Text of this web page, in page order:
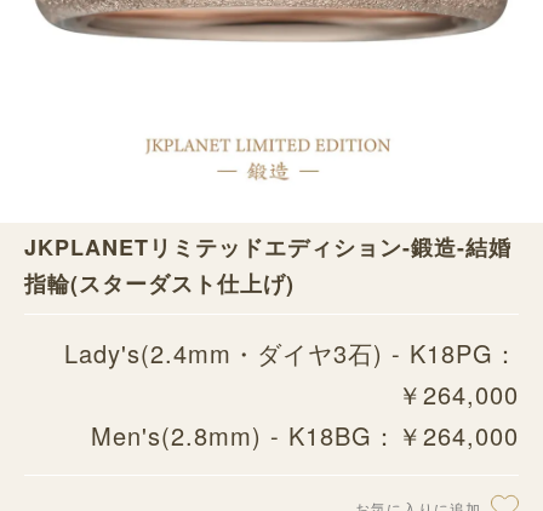
JKPLANETリミテッドエディション-鍛造-結婚
指輪(スターダスト仕上げ)
Lady's(2.4mm・ダイヤ3石) - K18PG：
￥264,000
Men's(2.8mm) - K18BG：￥264,000